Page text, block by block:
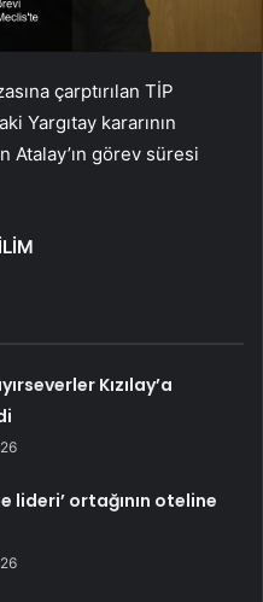
çarptırılan TİP
Yargıtay kararının
Atalay’ın görev süresi
Kızılay’a
lideri’ ortağının oteline